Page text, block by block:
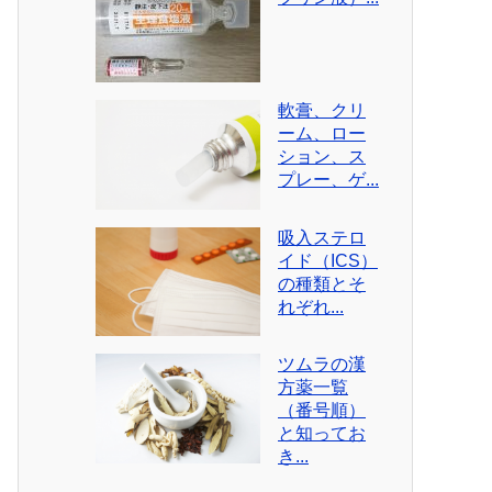
軟膏、クリ
ーム、ロー
ション、ス
プレー、ゲ...
吸入ステロ
イド（ICS）
の種類とそ
れぞれ...
ツムラの漢
方薬一覧
（番号順）
と知ってお
き...